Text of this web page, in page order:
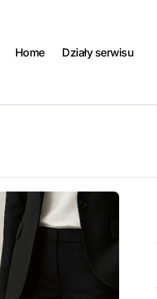
Home Działy serwisu